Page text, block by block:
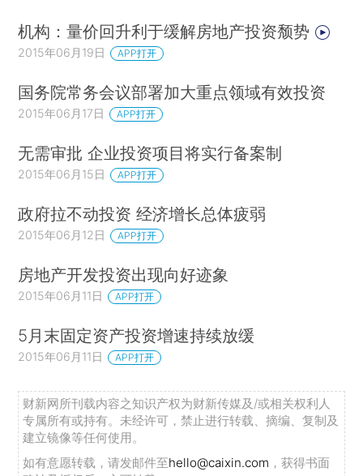
机构：量价回升利于缓解房地产投资颓势
2015年06月19日 APP打开
国务院常务会议部署加大重点领域有效投资
2015年06月17日 APP打开
无需审批 企业投资项目将实行备案制
2015年06月15日 APP打开
政府拉不动投资 经济增长总体疲弱
2015年06月12日 APP打开
房地产开发投资出现向好迹象
2015年06月11日 APP打开
5月末固定资产投资增速持续放缓
2015年06月11日 APP打开
财新网所刊载内容之知识产权为财新传媒及/或相关权利人
专属所有或持有。未经许可，禁止进行转载、摘编、复制及
建立镜像等任何使用。
如有意愿转载，请发邮件至hello@caixin.com ，获得书面